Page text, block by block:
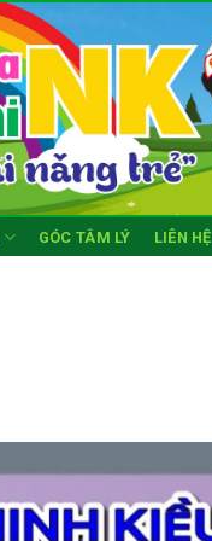
GÓC TÂM LÝ LIÊN HỆ